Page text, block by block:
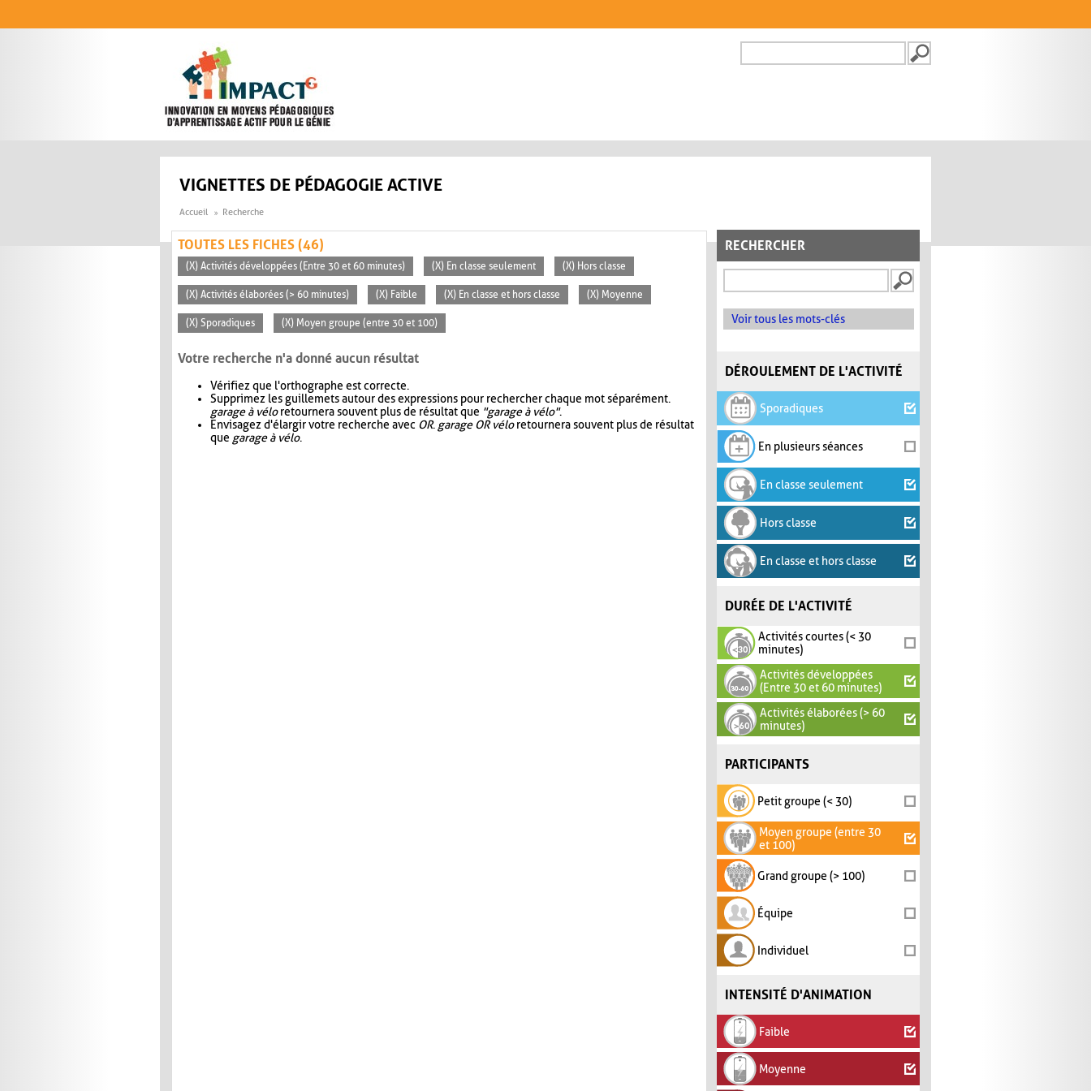
FORMULAIRE DE
VIGNETTES DE PÉDAGOGIE ACTIVE
Accueil Recherche
RECHERCHER
Voir tous les mots-clés
DÉROULEMENT DE L'ACTIVITÉ
Sporadiques
En plusieurs séances
En classe seulement
Hors classe
En classe et hors classe
DURÉE DE L'ACTIVITÉ
Activités courtes (< 30
minutes)
Activités développées
(Entre 30 et 60 minutes)
Activités élaborées (> 60
minutes)
PARTICIPANTS
Petit groupe (< 30)
Moyen groupe (entre 30
et 100)
Grand groupe (> 100)
Équipe
Individuel
INTENSITÉ D'ANIMATION
Faible
Moyenne
TOUTES LES FICHES (46)
(X) Activités développées (Entre 30 et 60 minutes) (X) En classe seulement (X) Hors classe
(X) Activités élaborées (> 60 minutes) (X) Faible (X) En classe et hors classe (X) Moyenne
(X) Sporadiques (X) Moyen groupe (entre 30 et 100)
Votre recherche n'a donné aucun résultat
Vérifiez que l'orthographe est correcte.
Supprimez les guillemets autour des expressions pour rechercher chaque mot séparément.
garage à véloretournera souvent plus de résultat que "garage à vélo".
Envisagez d'élargir votre recherche avec OR. garage OR véloretournera souvent plus de résultat
que garage à vélo.